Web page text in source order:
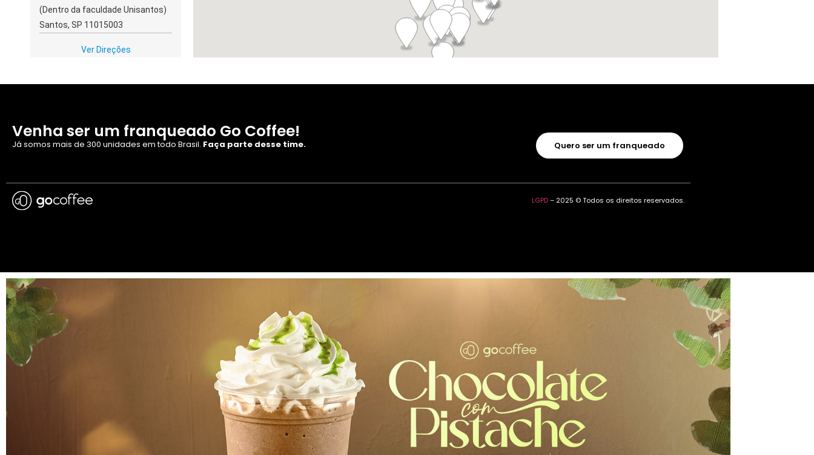
(Dentro da faculdade Unisantos)
Santos, SP 11015003
Ver Direções
1791 (SALA 12) Rio Branco, Acre
69918308
AM - Ephigenio
Ver Direções
Venha ser um franqueado Go Coffee!
Já somos mais de 300 unidades em todo Brasil. Faça parte desse time. Quero ser um franqueado
LGPD– 2025 © Todos os direitos reservados.